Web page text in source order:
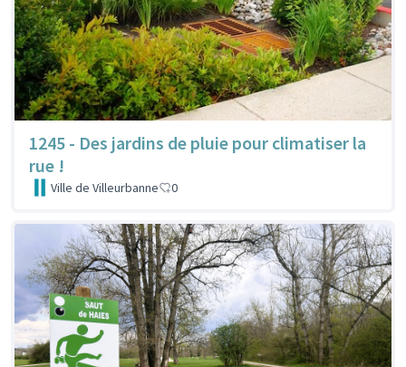
1245 - Des jardins de pluie pour climatiser la
rue !
Ville de Villeurbanne 0